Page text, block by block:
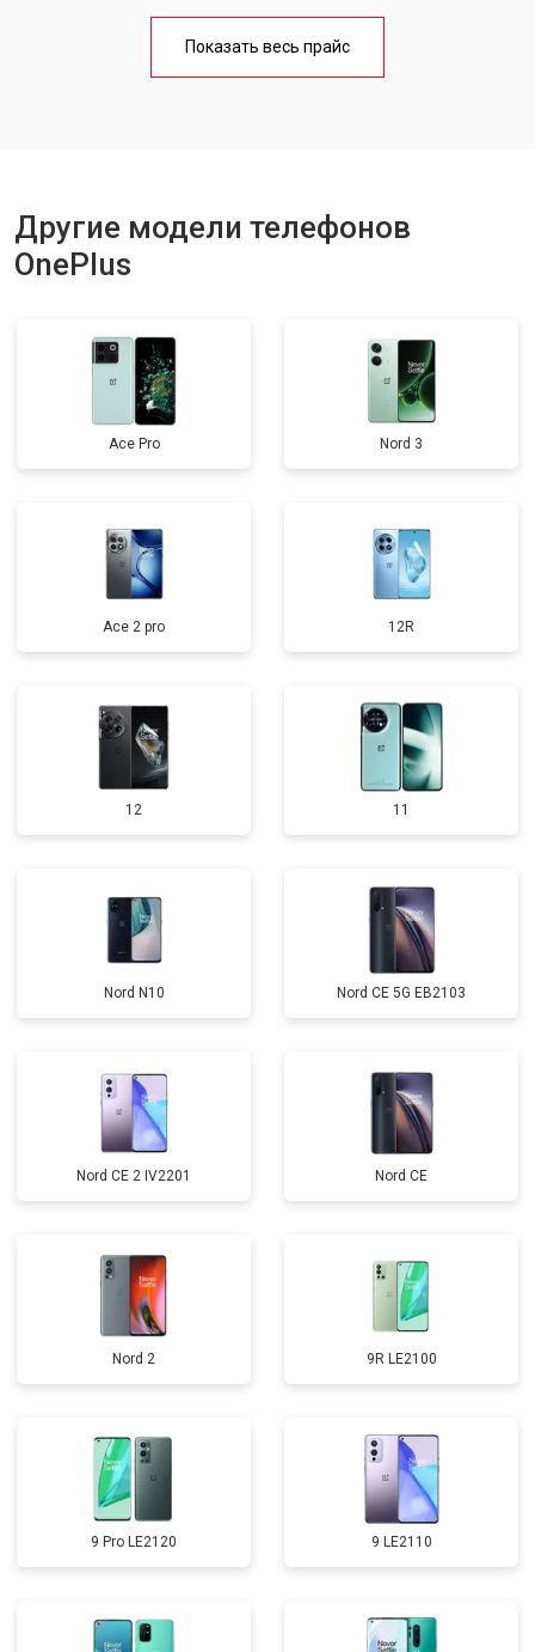
Ремонт цепи питания от 3200 ₽
Показать весь прайс
Другие модели телефонов
OnePlus
Ace Pro Nord 3
Ace 2 pro 12R
12 11
Nord N10 Nord CE 5G EB2103
Nord CE 2 IV2201 Nord CE
Nord 2 9R LE2100
9 Pro LE2120 9 LE2110